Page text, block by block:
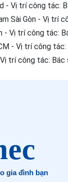
- Vị trí công tác:
Sài Gòn - Vị trí
- Vị trí công tác:
- Vị trí công
Vị trí công tác:
gia đình bạn